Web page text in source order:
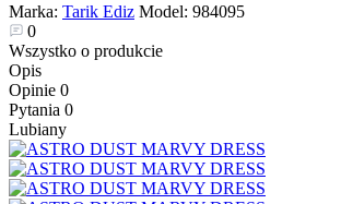
Marka: Tarik Ediz Model: 984095
0
Wszystko o produkcie
Opis
Opinie 0
Pytania 0
Lubiany